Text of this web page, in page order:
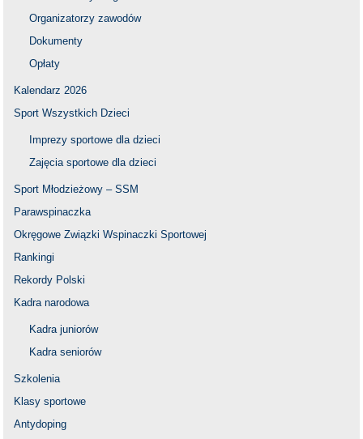
Organizatorzy zawodów
Dokumenty
Opłaty
Kalendarz 2026
Sport Wszystkich Dzieci
Imprezy sportowe dla dzieci
Zajęcia sportowe dla dzieci
Sport Młodzieżowy – SSM
Parawspinaczka
Okręgowe Związki Wspinaczki Sportowej
Rankingi
Rekordy Polski
Kadra narodowa
Kadra juniorów
Kadra seniorów
Szkolenia
Klasy sportowe
Antydoping